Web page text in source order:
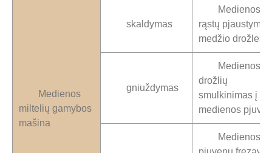
Medienos
miltelių gamybos
mašina
skaldymas
Medienos
rąstų
medžio drožles
gniuždymas
Medienos
drožlių
smulkinimas į
medienos
Medienos